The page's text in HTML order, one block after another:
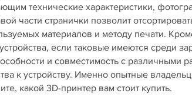
технические характеристики,
части странички позволит
материалов и методу печати.
если таковые имеются среди
и совместимость с различными
к устройству. Именно опытные
какой 3D-принтер вам стоит купить.